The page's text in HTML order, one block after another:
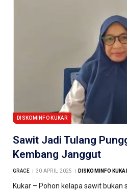
DISKOMINFO KUKAR
Sawit Jadi Tulang
Kembang Janggut
GRACE 30 APRIL 2025 DISKOMINFO
Kukar – Pohon kelapa sawit bukan